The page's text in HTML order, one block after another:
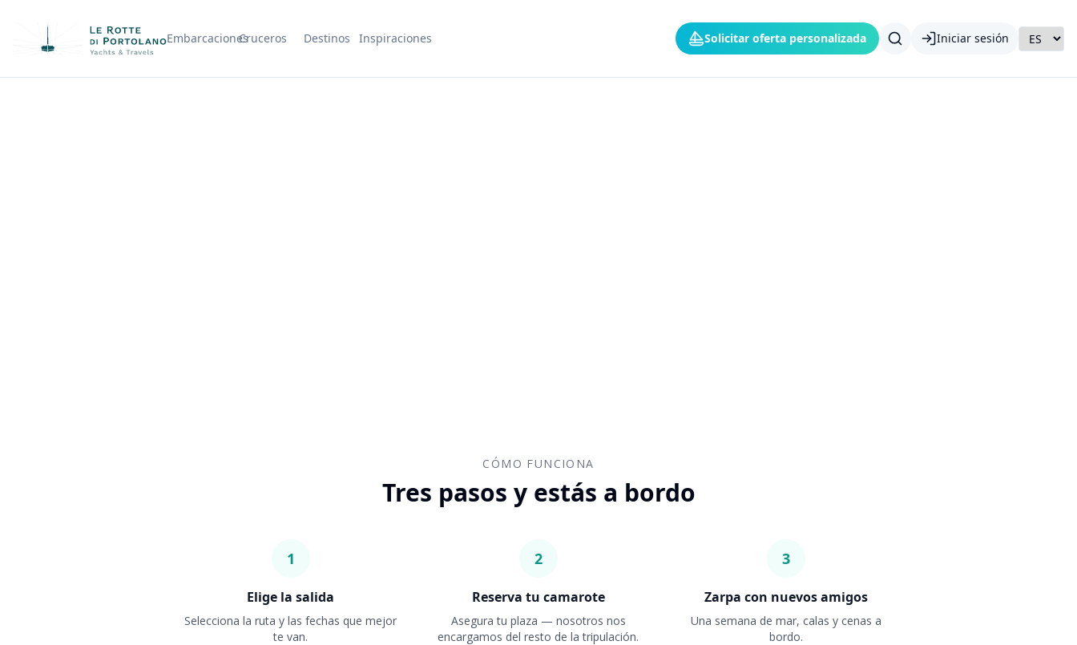
Nombre de la empresa EmbarcacionesCruceros Destinos Inspiraciones Solicitar oferta personalizada Iniciar sesión
CÓMO FUNCIONA
Tres pasos y estás a bordo
1
Elige la salida
Selecciona la ruta y las fechas que mejor
te van.
2
Reserva tu camarote
Asegura tu plaza — nosotros nos
encargamos del resto de la tripulación.
3
Zarpa con nuevos amigos
Una semana de mar, calas y cenas a
bordo.